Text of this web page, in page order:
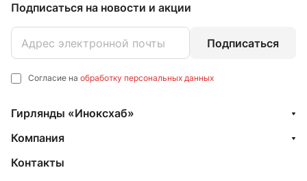
Подписаться на новости и акции
Подписаться
Согласие на обработку персональных данных
Гирлянды «Иноксхаб»
Компания
Контакты